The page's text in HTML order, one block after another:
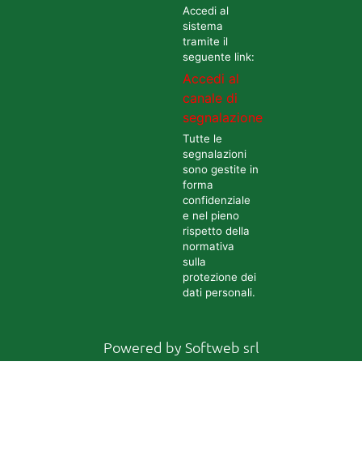
Accedi al
sistema
tramite il
seguente link:
Accedi al
canale di
segnalazione
Tutte le
segnalazioni
sono gestite in
forma
confidenziale
e nel pieno
rispetto della
normativa
sulla
protezione dei
dati personali.
Powered by Softweb srl